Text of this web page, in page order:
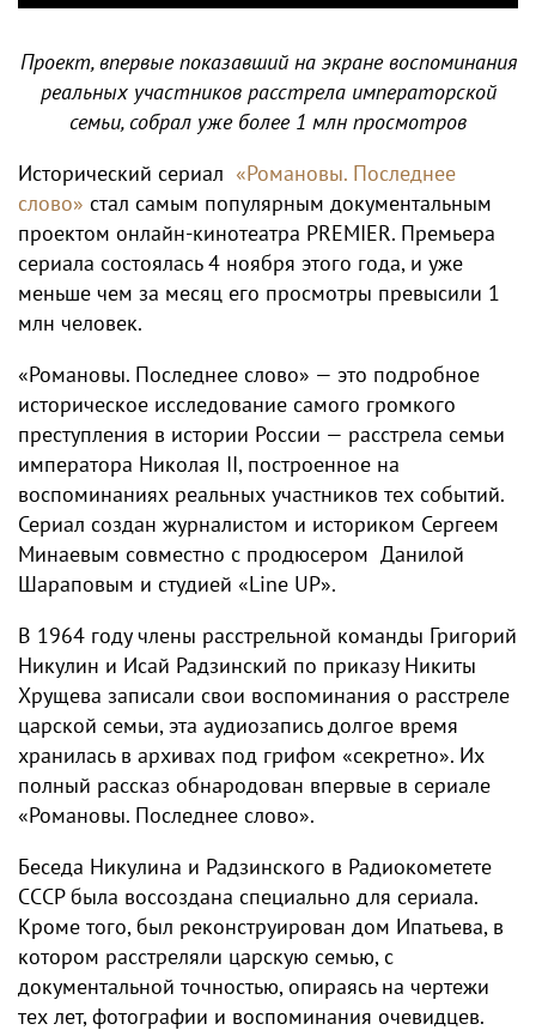
Проект, впервые показавший на экране воспоминания
реальных участников расстрела императорской
семьи, собрал уже более 1 млн просмотров
Исторический сериал «Романовы. Последнее
слово» стал самым популярным документальным
проектом онлайн-кинотеатра PREMIER. Премьера
сериала состоялась 4 ноября этого года, и уже
меньше чем за месяц его просмотры превысили 1
млн человек.
«Романовы. Последнее слово» — это подробное
историческое исследование самого громкого
преступления в истории России — расстрела семьи
императора Николая II, построенное на
воспоминаниях реальных участников тех событий.
Сериал создан журналистом и историком Сергеем
Минаевым совместно с продюсером Данилой
Шараповым и студией «Line UP».
В 1964 году члены расстрельной команды Григорий
Никулин и Исай Радзинский по приказу Никиты
Хрущева записали свои воспоминания о расстреле
царской семьи, эта аудиозапись долгое время
хранилась в архивах под грифом «секретно». Их
полный рассказ обнародован впервые в сериале
«Романовы. Последнее слово».
Беседа Никулина и Радзинского в Радиокометете
СССР была воссоздана специально для сериала.
Кроме того, был реконструирован дом Ипатьева, в
котором расстреляли царскую семью, с
документальной точностью, опираясь на чертежи
тех лет, фотографии и воспоминания очевидцев.